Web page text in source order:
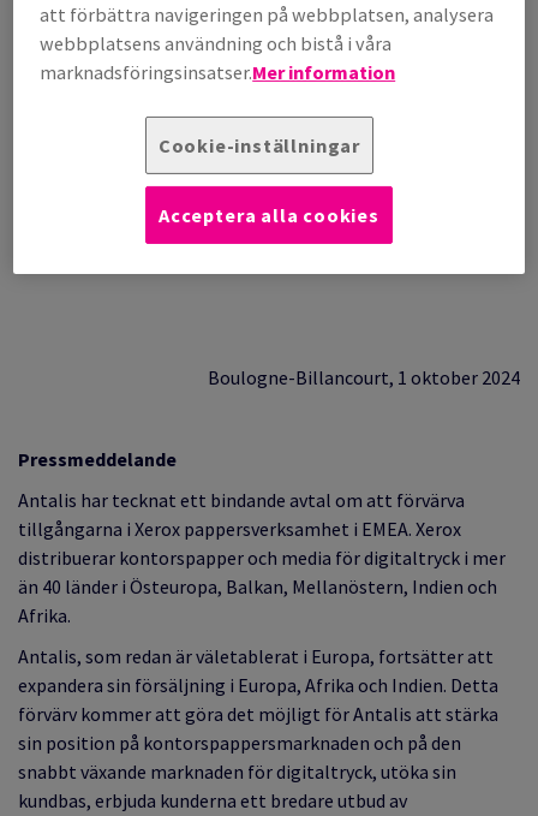
Antalis fortsätter att expandera internationellt och förvärvar
nu EMEA Xerox pappersverksamhet och stärker sin position
som en stor aktör inom pappersdistribution i Europa, Afrika
Boulogne-Billancourt, 1 oktober 2024
Pressmeddelande
Antalis har tecknat ett bindande avtal om att förvärva
tillgångarna i Xerox pappersverksamhet i EMEA. Xerox
distribuerar kontorspapper och media för digitaltryck i mer
än 40 länder i Östeuropa, Balkan, Mellanöstern, Indien och
Afrika.
Antalis, som redan är väletablerat i Europa, fortsätter att
expandera sin försäljning i Europa, Afrika och Indien. Detta
förvärv kommer att göra det möjligt för Antalis att stärka
sin position på kontorspappersmarknaden och på den
snabbt växande marknaden för digitaltryck, utöka sin
kundbas, erbjuda kunderna ett bredare utbud av
att förbättra navigeringen på webbplatsen, analysera
webbplatsens användning och bistå i våra
marknadsföringsinsatser.Mer information
Cookie-inställningar
Acceptera alla cookies